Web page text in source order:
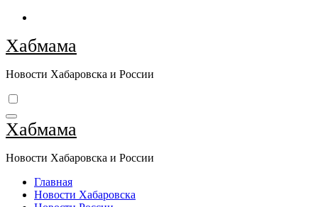
Перейти
содержимому
Хабмама
Новости Хабаровска и России
Хабмама
Новости Хабаровска и России
Главная
Новости Хабаровска